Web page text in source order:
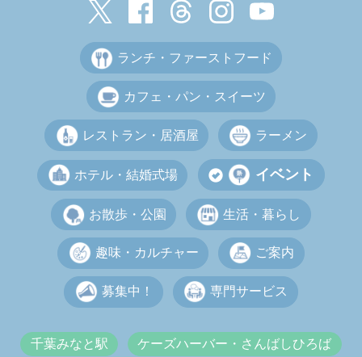
ランチ・ファーストフード
カフェ・パン・スイーツ
レストラン・居酒屋 ラーメン
ホテル・結婚式場 イベント
お散歩・公園 生活・暮らし
趣味・カルチャー ご案内
募集中！ 専門サービス
千葉みなと駅 ケーズハーバー・さんばしひろば